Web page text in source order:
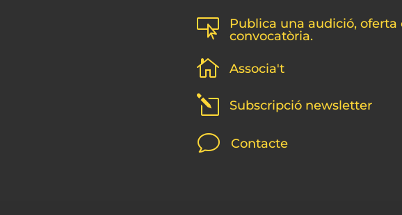

Publica una audició, oferta
convocatòria.
 Associa't
l Subscripció newsletter
v Contacte